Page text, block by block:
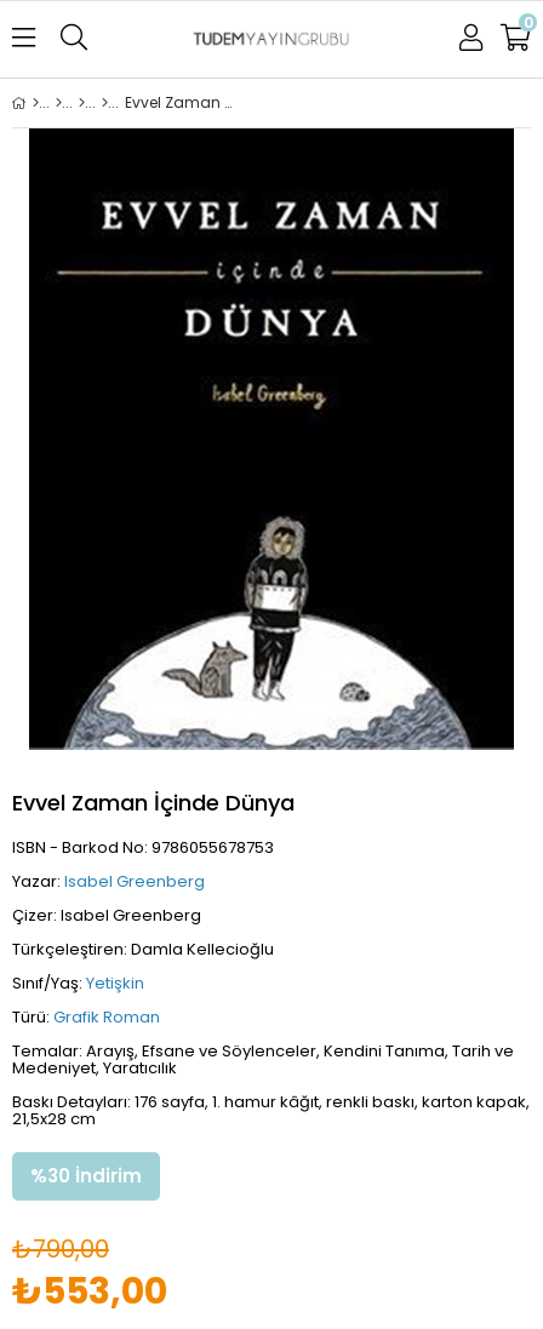
0
Evvel Zaman İçinde Dünya
Evvel Zaman İçinde Dünya
ISBN - Barkod No: 9786055678753
Yazar: Isabel Greenberg
Çizer: Isabel Greenberg
Türkçeleştiren: Damla Kellecioğlu
Sınıf/Yaş: Yetişkin
Türü: Grafik Roman
Temalar: Arayış, Efsane ve Söylenceler, Kendini Tanıma, Tarih ve
Medeniyet, Yaratıcılık
Baskı Detayları: 176 sayfa, 1. hamur kâğıt, renkli baskı, karton kapak,
21,5x28 cm
%30 İndirim
₺790,00
₺553,00